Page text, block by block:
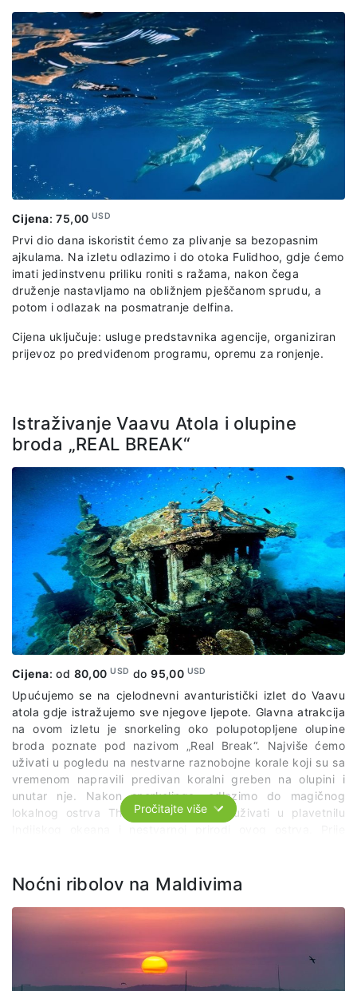
Cijena:75,00 USD
Prvi dio dana iskoristit ćemo za plivanje sa bezopasnim
ajkulama. Na izletu odlazimo i do otoka Fulidhoo, gdje ćemo
imati jedinstvenu priliku roniti s ražama, nakon čega
druženje nastavljamo na obližnjem pješčanom sprudu, a
potom i odlazak na posmatranje delfina.
Cijena uključuje: usluge predstavnika agencije, organiziran
prijevoz po predviđenom programu, opremu za ronjenje.
Istraživanje Vaavu Atola i olupine
broda „REAL BREAK“
Cijena: od 80,00USD do95,00 USD
Upućujemo se na cjelodnevni avanturistički izlet do Vaavu
atola gdje istražujemo sve njegove ljepote. Glavna atrakcija
na ovom izletu je snorkeling oko polupotopljene olupine
broda poznate pod nazivom „Real Break“. Najviše ćemo
uživati u pogledu na nestvarne raznobojne korale koji su sa
vremenom napravili predivan koralni greben na olupini i
unutar nje. Nakon snorkelinga, odlazimo do magičnog
lokalnog ostrva Thinadoo gde ćemo uživati u plavetnilu
po predviđenom itinereru, lokalnog vodiča, ručak, opremu
Pročitajte više
Noćni ribolov na Maldivima